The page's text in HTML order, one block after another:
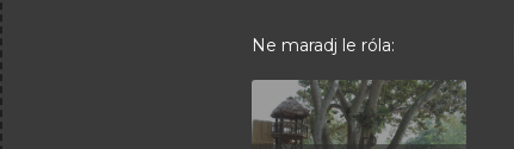
Ne maradj le róla: